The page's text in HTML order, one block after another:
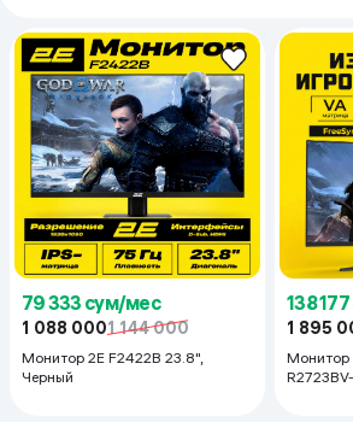
79 333 сум/мес
1 088 0001 144 000
Монитор 2E F2422B 23.8",
Черный
138
1 895
Монитор